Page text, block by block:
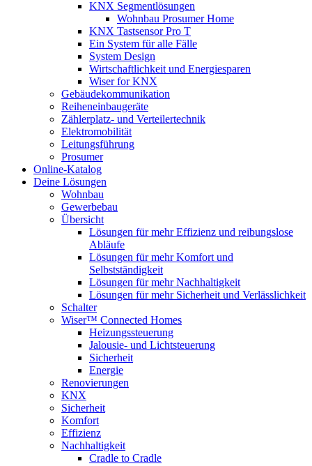
KNX Segmentlösungen
Wohnbau Prosumer Home
KNX Tastsensor Pro T
Ein System für alle Fälle
System Design
Wirtschaftlichkeit und Energiesparen
Wiser for KNX
Gebäudekommunikation
Reiheneinbaugeräte
Zählerplatz- und Verteilertechnik
Elektromobilität
Leitungsführung
Prosumer
Online-Katalog
Deine Lösungen
Wohnbau
Gewerbebau
Übersicht
Lösungen für mehr Effizienz und reibungslose
Abläufe
Lösungen für mehr Komfort und
Selbstständigkeit
Lösungen für mehr Nachhaltigkeit
Lösungen für mehr Sicherheit und Verlässlichkeit
Schalter
Wiser™ Connected Homes
Heizungssteuerung
Jalousie- und Lichtsteuerung
Sicherheit
Energie
Renovierungen
KNX
Sicherheit
Komfort
Effizienz
Nachhaltigkeit
Cradle to Cradle